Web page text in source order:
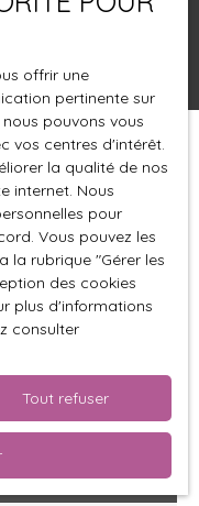
Créer une alerte
offrir une
pertinente sur
pouvons vous
vos centres d'intérêt.
la qualité de nos
internet. Nous
pour
Vous pouvez les
rubrique ″Gérer les
des cookies
plus d'informations
consulter
Tout refuser